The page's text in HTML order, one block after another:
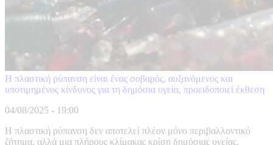
Η πλαστική ρύπανση είναι ένας σοβαρός, αυξανόμενος και
υποτιμημένος κίνδυνος για τη δημόσια υγεία, προειδοποιεί έκθεση
04/08/2025 - 19:00
Η πλαστική ρύπανση δεν αποτελεί πλέον μόνο περιβαλλοντικό
ζήτημα, αλλά μια πλήρους κλίμακας κρίση δημόσιας υγείας,